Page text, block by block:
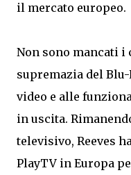
il mercato europeo.
Non sono mancati
supremazia del
video e alle
in uscita.
televisivo, Reeves
PlayTV in Europa